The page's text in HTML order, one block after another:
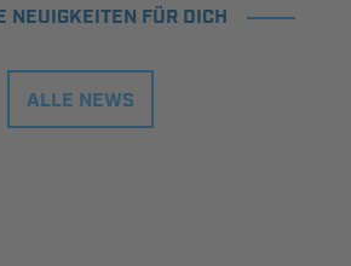
NEUIGKEITEN FÜR DICH
ALLE NEWS